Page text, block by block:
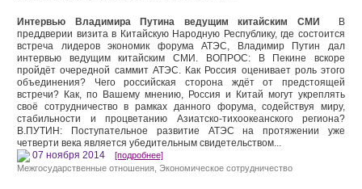
Интервью Владимира Путина ведущим китайским СМИ
В
преддверии визита в Китайскую Народную Республику, где состоится
встреча лидеров экономик форума АТЭС, Владимир Путин дал
интервью ведущим китайским СМИ. ВОПРОС: В Пекине вскоре
пройдёт очередной саммит АТЭС. Как Россия оценивает роль этого
объединения? Чего российская сторона ждёт от предстоящей
встречи? Как, по Вашему мнению, Россия и Китай могут укреплять
своё сотрудничество в рамках данного форума, содействуя миру,
стабильности и процветанию Азиатско-тихоокеанского региона?
В.ПУТИН: Поступательное развитие АТЭС на протяжении уже
четверти века является убедительным свидетельством...
07 ноября 2014 [подробнее]
Межгосударственные отношения Экономическое сотрудничество